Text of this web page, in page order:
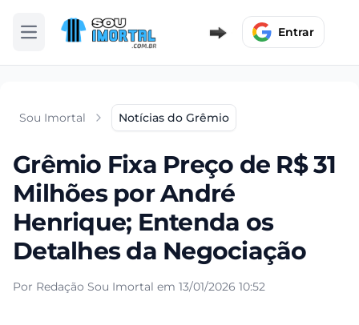
Abrir menu Entrar
Sou Imortal Notícias do Grêmio
Grêmio Fixa Preço de R$ 31
Milhões por André
Henrique; Entenda os
Detalhes da Negociação
Por Redação Sou Imortal em 13/01/2026 10:52